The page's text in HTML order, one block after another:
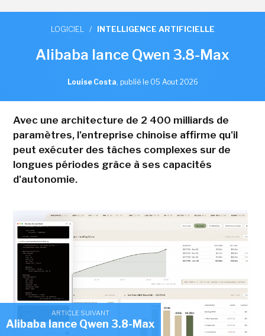
ARTICLE SUIVANT
Alibaba lance Qwen 3.8-Max
LOGICIEL / INTELLIGENCE ARTIFICIELLE
Alibaba lance Qwen 3.8-Max
Louise Costa, publié le 05 Aout 2026
Avec une architecture de 2 400 milliards de
paramètres, l'entreprise chinoise affirme qu'il
peut exécuter des tâches complexes sur de
longues périodes grâce à ses capacités
d'autonomie.